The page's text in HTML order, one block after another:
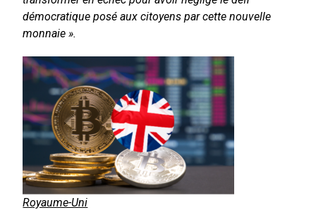
démocratique posé aux citoyens par cette nouvelle
monnaie ».
Royaume-Uni